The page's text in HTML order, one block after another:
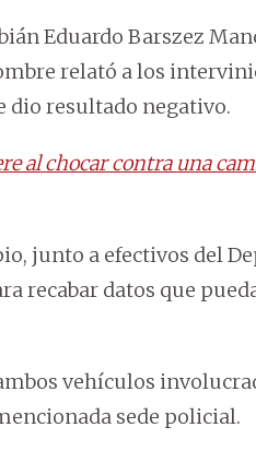
Eduardo Barszez
relató a los
dio resultado negativo.
al chocar contra una
junto a efectivos del
recabar datos que
vehículos
sede policial.